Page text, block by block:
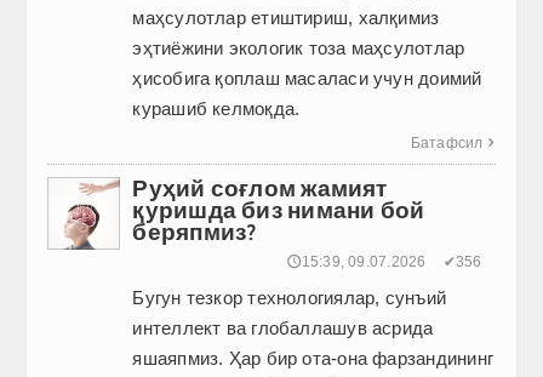
маҳсулотлар етиштириш, халқимиз
эҳтиёжини экологик тоза маҳсулотлар
ҳисобига қоплаш масаласи учун доимий
курашиб келмоқда.
Батафсил 
Руҳий соғлом жамият
қуришда биз нимани бой
беряпмиз?
🕔15:39, 09.07.2026 ✔356
Бугун тезкор технологиялар, сунъий
интеллект ва глобаллашув асрида
яшаяпмиз. Ҳар бир ота-она фарзандининг